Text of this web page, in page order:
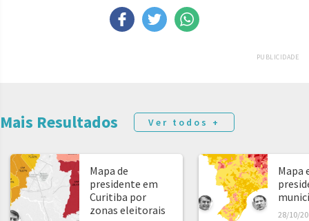
PUBLICIDADE
Mais Resultados Ver todos +
Mapa de
presidente em
Curitiba por
zonas eleitorais
Mapa
28/10/